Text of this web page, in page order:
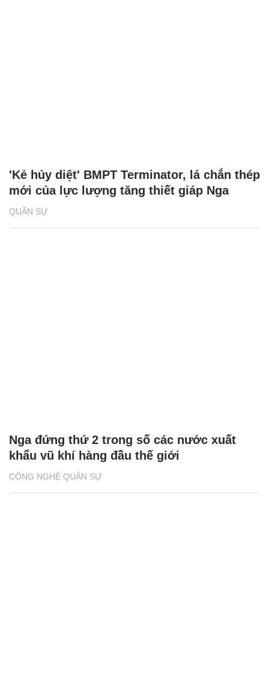
QUÂN SỰ
'Kẻ hủy diệt' BMPT Terminator, lá chắn thép
mới của lực lượng tăng thiết giáp Nga
CÔNG NGHỆ QUÂN SỰ
Nga đứng thứ 2 trong số các nước xuất
khẩu vũ khí hàng đầu thế giới